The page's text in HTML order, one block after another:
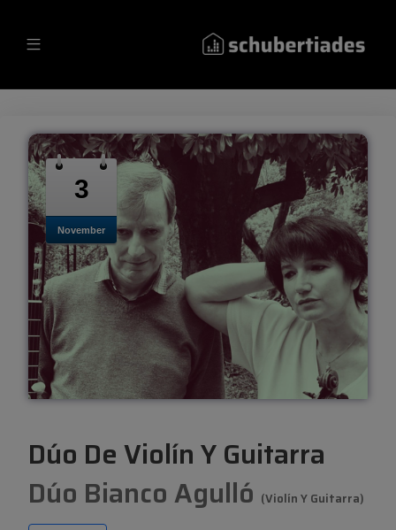
3
November
Dúo De Violín Y Guitarra
Dúo Bianco Agulló (violín Y Guitarra)